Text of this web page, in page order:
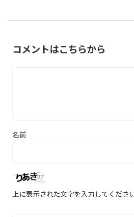
コメントはこちらから
名前
上に表示された文字を入力してください